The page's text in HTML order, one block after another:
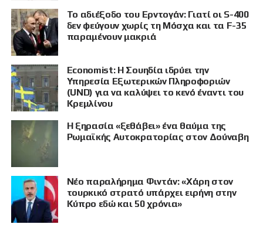
Το αδιέξοδο του Ερντογάν: Γιατί οι S-400
δεν φεύγουν χωρίς τη Μόσχα και τα F-35
παραμένουν μακριά
Economist: Η Σουηδία ιδρύει την
Υπηρεσία Εξωτερικών Πληροφοριών
(UND) για να καλύψει το κενό έναντι του
Κρεμλίνου
Η ξηρασία «ξεθάβει» ένα θαύμα της
Ρωμαϊκής Αυτοκρατορίας στον Δούναβη
Νέο παραλήρημα Φιντάν: «Χάρη στον
τουρκικό στρατό υπάρχει ειρήνη στην
Κύπρο εδώ και 50 χρόνια»